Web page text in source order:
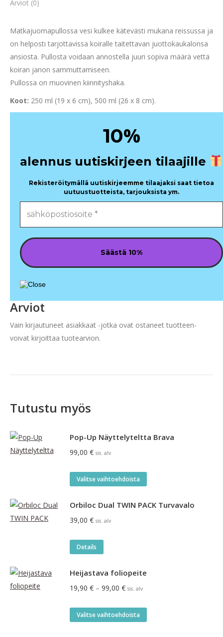
Arviot (0)
Matkajuomapullossa vesi kulkee kätevästi mukana reissussa ja
on helposti tarjottavissa koiralle taitettavan juottokaukalonsa
ansiosta. Pullosta voidaan annostella juuri sopiva määrä vettä
koiran janon sammuttamiseen.
Pullossa on muovinen kiinnityshaka.
Koot: 250 ml (19 x 6 cm), 500 ml (26 x 8 cm).
10%
alennus uutiskirjeen tilaajille
Rekisteröitymällä uutiskirjeemme tilaajaksi saat tietoa
uutuustuotteista, tarjouksista ym.
Arviot
Vain kirjautuneet asiakkaat -jotka ovat ostaneet tuotteen-
voivat kirjoittaa tuotearvion.
Tutustu myös
Pop-Up Näyttelyteltta Brava
99,00 € sis. alv
Valitse vaihtoehdoista
on
Orbiloc Dual TWIN PACK Turvavalo
39,00 € sis. alv
Details
Heijastava foliopeite
19,90 € – 99,00 €Hintaluokka:
-
sis. alv
Valitse vaihtoehdoista